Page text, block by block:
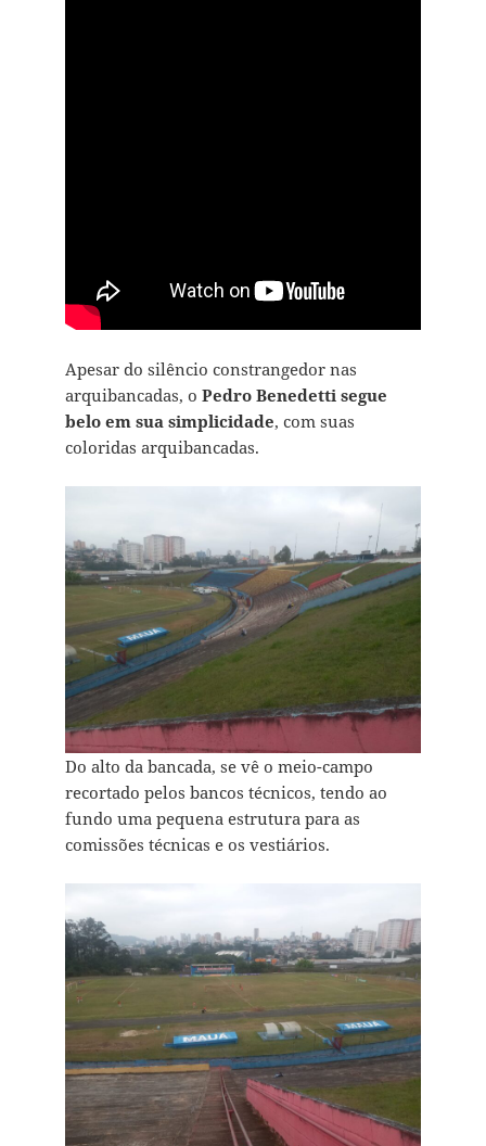
Apesar do silêncio constrangedor nas
arquibancadas, o Pedro Benedetti segue
belo em sua simplicidade, com suas
coloridas arquibancadas.
Do alto da bancada, se vê o meio-campo
recortado pelos bancos técnicos, tendo ao
fundo uma pequena estrutura para as
comissões técnicas e os vestiários.